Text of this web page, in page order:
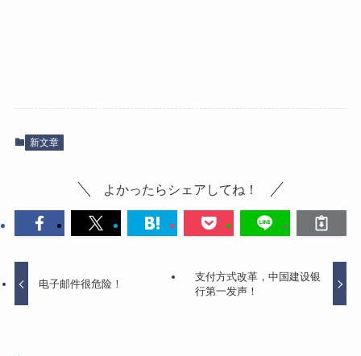
新文章
よかったらシェアしてね！
电子邮件很危险！
支付方式改革，中国建设银
行第一发声！